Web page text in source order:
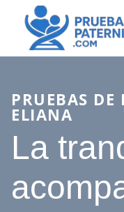
PRUEBAS
ELIANA
La